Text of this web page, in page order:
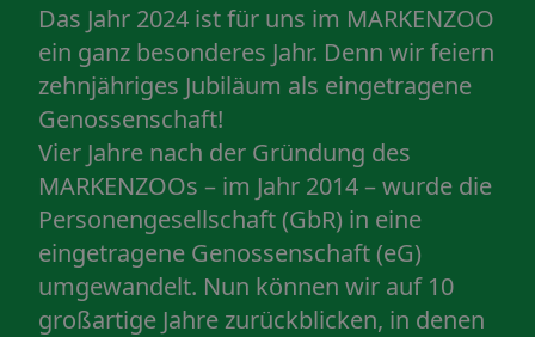
Das Jahr 2024 ist für uns im MARKENZOO
ein ganz besonderes Jahr. Denn wir feiern
zehnjähriges Jubiläum als eingetragene
Genossenschaft!
Vier Jahre nach der Gründung des
MARKENZOOs – im Jahr 2014 – wurde die
Personengesellschaft (GbR) in eine
eingetragene Genossenschaft (eG)
umgewandelt. Nun können wir auf 10
großartige Jahre zurückblicken, in denen